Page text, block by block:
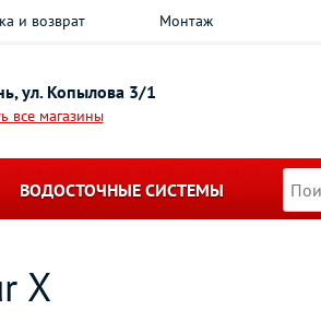
и возврат Монтаж
ул. Копылова 3/1
все магазины
ВОДОСТОЧНЫЕ СИСТЕМЫ
X